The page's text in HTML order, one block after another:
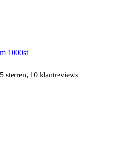
1000st
sterren, 10 klantreviews